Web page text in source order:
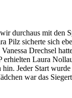
durchaus mit den
Pilz sicherte sich
Drechsel
erhielten Laura
Jeder Start
war das